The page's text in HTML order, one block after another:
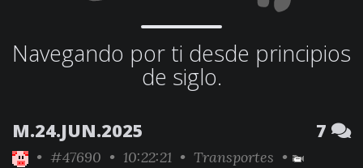
Navegando por ti desde principios
de siglo.
M.24.JUN.2025 7
• #47690 • 10:22:21 • Transportes •